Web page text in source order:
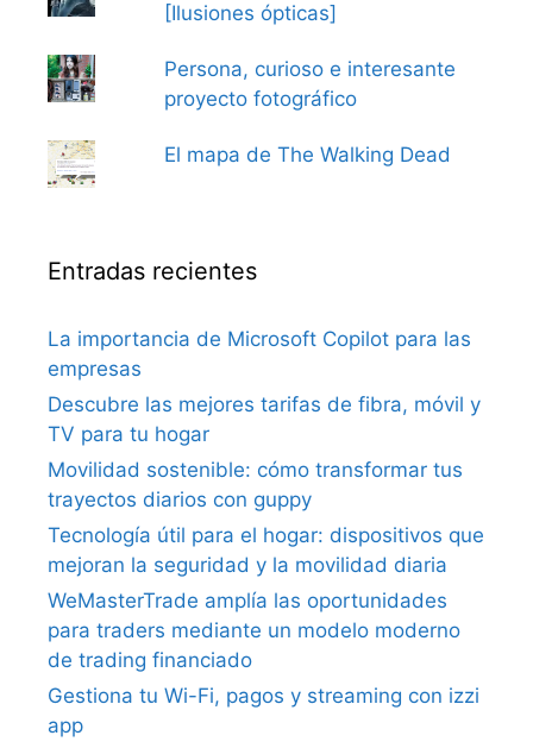
[Ilusiones ópticas]
Persona, curioso e interesante
proyecto fotográfico
El mapa de The Walking Dead
Entradas recientes
La importancia de Microsoft Copilot para las
empresas
Descubre las mejores tarifas de fibra, móvil y
TV para tu hogar
Movilidad sostenible: cómo transformar tus
trayectos diarios con guppy
Tecnología útil para el hogar: dispositivos que
mejoran la seguridad y la movilidad diaria
WeMasterTrade amplía las oportunidades
para traders mediante un modelo moderno
de trading financiado
Gestiona tu Wi-Fi, pagos y streaming con izzi
app